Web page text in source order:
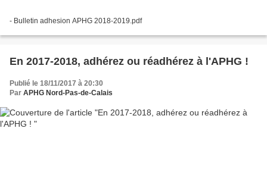
- Bulletin adhesion APHG 2018-2019.pdf
En 2017-2018, adhérez ou réadhérez à l'APHG !
Publié le 18/11/2017 à 20:30
Par APHG Nord-Pas-de-Calais